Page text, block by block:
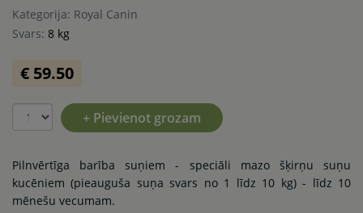
Kategorija: Royal Canin
Svars: 8 kg
€ 59.50
+ Pievienot grozam
Pilnvērtīga barība suņiem - speciāli mazo šķirņu suņu
kucēniem (pieauguša suņa svars no 1 līdz 10 kg) - līdz 10
mēnešu vecumam.